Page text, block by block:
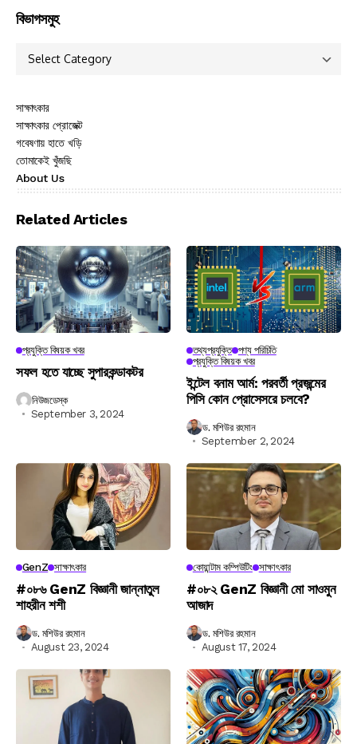
বিভাগসমুহ
সাক্ষাৎকার
সাক্ষাৎকার প্রোজেক্ট
গবেষণায় হাতে খড়ি
তোমাকেই খুঁজছি
About Us
Related Articles
প্রযুক্তি বিষয়ক খবর
সফল হতে যাচ্ছে সুপারকন্ডাকটর
নিউজডেস্ক
September 3, 2024
তথ্যপ্রযুক্তি পণ্য পরিচিতি
প্রযুক্তি বিষয়ক খবর
ইন্টেল বনাম আর্ম: পরবর্তী প্রজন্মের
পিসি কোন প্রোসেসরে চলবে?
ড. মশিউর রহমান
September 2, 2024
GenZ সাক্ষাৎকার
#০৮৬ GenZ বিজ্ঞানী জান্নাতুল
শাহরীন শশী
ড. মশিউর রহমান
August 23, 2024
কোয়ান্টাম কম্পিউটিং সাক্ষাৎকার
#০৮২ GenZ বিজ্ঞানী মো সাওমুন
আজাদ
ড. মশিউর রহমান
August 17, 2024